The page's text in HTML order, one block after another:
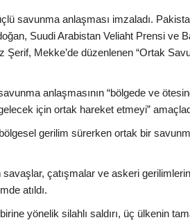
savunma anlaşması imzaladı.
Suudi Arabistan Veliaht Prensi ve
Şerif, Mekke’de düzenlenen “Ortak
anlaşmasının “bölgede ve
için ortak hareket etmeyi”
gerilim sürerken ortak bir
savaşlar, çatışmalar ve askeri
atıldı.
yönelik silahlı saldırı, üç ülkenin